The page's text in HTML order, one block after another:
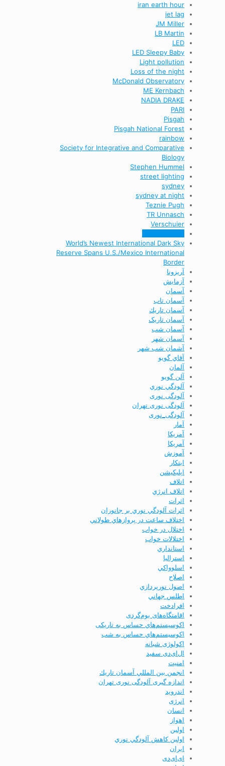
iran earth hour
jet lag
JM Miller
LB Martin
LED
LED Sleepy Baby
Light pollution
Loss of the night
McDonald Observatory
ME Kernbach
NADIA DRAKE
PARI
Pisgah
Pisgah National Forest
rainbow
Society for Integrative and Comparative
Biology
Stephen Hummel
street lighting
sydney
sydney at night
Teznie Pugh
TR Unnasch
Verschuier
World’s Newest International Dark Sky
Reserve Spans U.S./Mexico International
Border
آریزونا
آزمایش
آسمان
آسمان تاب
آسمان تاريك
آسمان تاریک
آسمان شب
آسمان شهر
آشمان شب شهر
آقاي گويو
آلمان
آلن گويو
آلودگي نوري
آلودگی نوری
آلودگی نوری تهران
آلودگی_نوری
آمار
آمريكا
آمریکا
آموزش
ابتكار
اپليكيشن
اتلاف
اتلاف انرژي
اثرات
اثرات آلودگي نوري بر جانوران
اختلاف ساعت در پروازهاي طولاني
اختلال در خواب
اختلالات خواب
استانداري
استرالیا
اسلوواكي
اصلاح
اصول نورپردازي
اطلس جهاني
افرادخت
اقامتگاه‌های بوم‌گردی
اکوسیستم‌هاي حساس به تاریکی
اکوسیستم‌هاي حساس به شب
اکولوژی شبانه
ال‌ای‌دی سفید
امنيت
انجمن بين المللي آسمان تاريك
اندازه گیری آلودگی نوری تهران
اندرويد
انرژی
انسان
اهواز
اولين
اولين كاهش آلودگي نوري
ايران
ای‌ای‌دی